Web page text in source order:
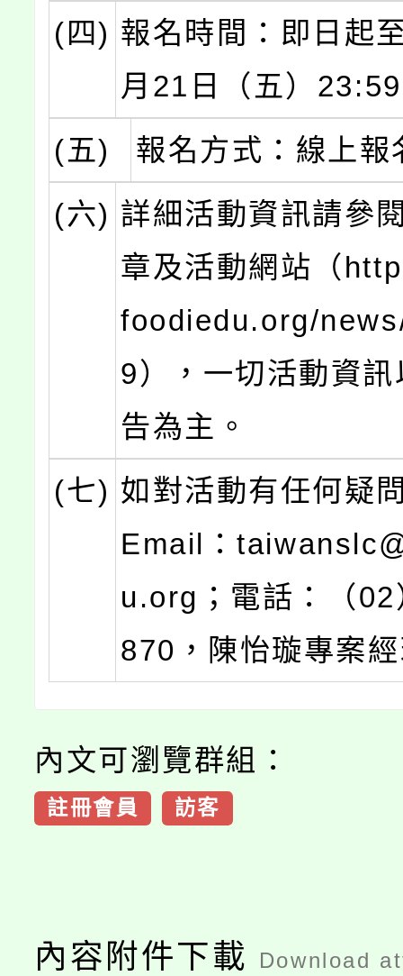
(四) 報名時間：即日起
月21日（五）
(五)
報名方式：線上報
(六) 詳細活動資訊請參
章及活動網站（
foodiedu.org/
9），一切活動資
告為主。
(七) 如對活動有任何疑
Email：
u.org；電話：（
870，陳怡璇專案
內文可瀏覽群組：
註冊會員 訪客
內容附件下載 Download